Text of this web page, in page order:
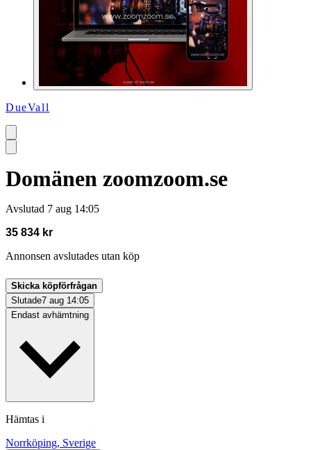
DueVall
Domänen zoomzoom.se
Avslutad 7 aug 14:05
35 834 kr
Annonsen avslutades utan köp
Skicka köpförfrågan
Slutade7 aug 14:05
Endast avhämtning
Hämtas i
Norrköping, Sverige